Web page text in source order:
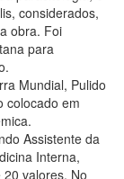
considerados,
obra. Foi
para
Mundial, Pulido
colocado em
Assistente da
Interna,
valores. No